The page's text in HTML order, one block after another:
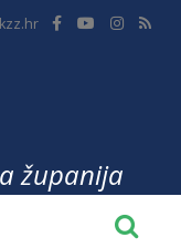
županija